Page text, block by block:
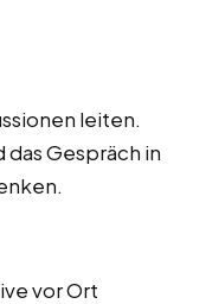
leiten.
das Gespräch in
vor Ort